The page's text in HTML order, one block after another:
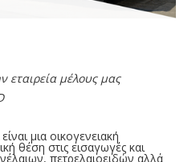
εταιρεία μέλους μας
μια οικογενειακή
θέση στις εισαγωγές και
πετρελαιοειδών αλλά